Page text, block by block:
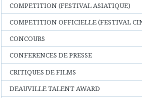
COMPETITION (FESTIVAL ASIATIQUE)
COMPETITION OFFICIELLE (FESTIVAL
CONCOURS
CONFERENCES DE PRESSE
CRITIQUES DE FILMS
DEAUVILLE TALENT AWARD